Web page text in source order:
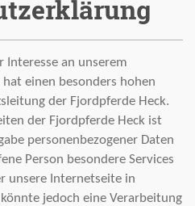
Interesse an unserem
einen besonders hohen
der Fjordpferde Heck.
der Fjordpferde Heck ist
personenbezogener Daten
Person besondere Services
unsere Internetseite in
jedoch eine Verarbeitung